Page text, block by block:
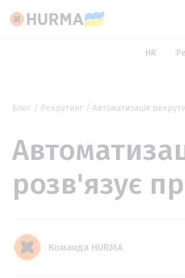
HR
Блог Рекрутинг Автоматизація
розв'язує
Команда HURMA